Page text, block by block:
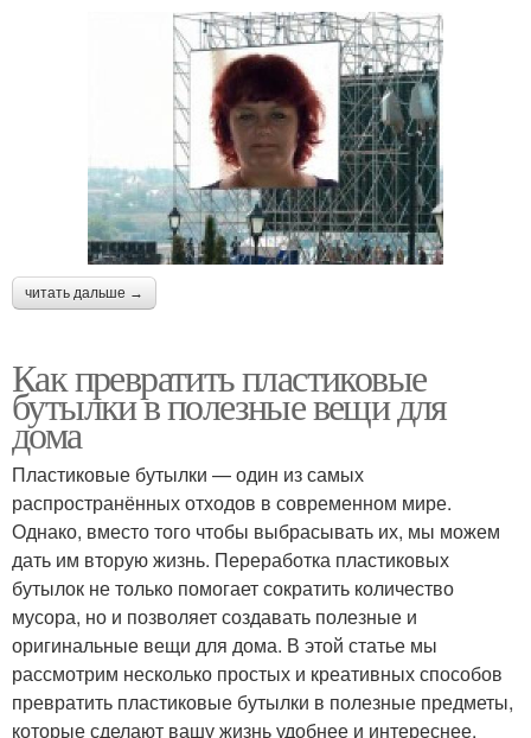
читать дальше →
Как превратить пластиковые
бутылки в полезные вещи для
дома
Пластиковые бутылки — один из самых
распространённых отходов в современном мире.
Однако, вместо того чтобы выбрасывать их, мы можем
дать им вторую жизнь. Переработка пластиковых
бутылок не только помогает сократить количество
мусора, но и позволяет создавать полезные и
оригинальные вещи для дома. В этой статье мы
рассмотрим несколько простых и креативных способов
превратить пластиковые бутылки в полезные предметы,
которые сделают вашу жизнь удобнее и интереснее.